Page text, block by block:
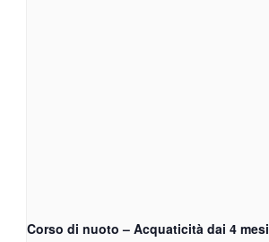
Corso di nuoto – Acquaticità dai 4 mesi